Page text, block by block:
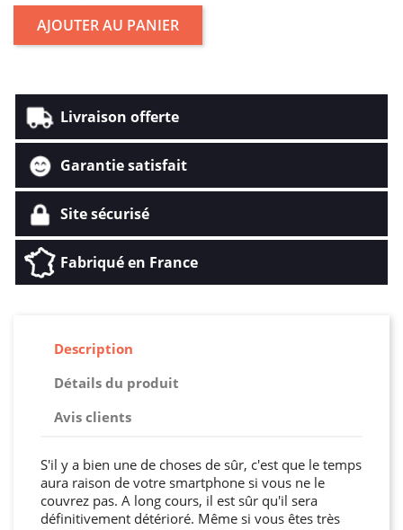
AJOUTER AU PANIER
Livraison offerte
Garantie satisfait
Site sécurisé
Fabriqué en France
Description
Détails du produit
Avis clients
S'il y a bien une de choses de sûr, c'est que le temps
aura raison de votre smartphone si vous ne le
couvrez pas. A long cours, il est sûr qu'il sera
définitivement détérioré. Même si vous êtes très